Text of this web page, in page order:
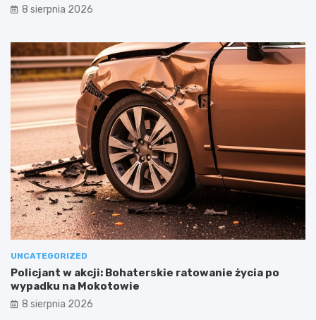
8 sierpnia 2026
UNCATEGORIZED
Policjant w akcji: Bohaterskie ratowanie życia po
wypadku na Mokotowie
8 sierpnia 2026